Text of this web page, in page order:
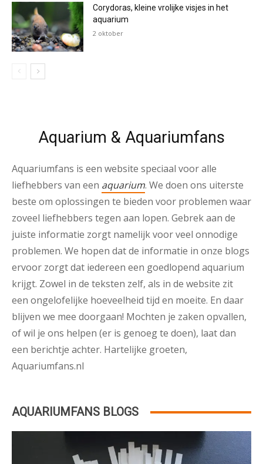
Corydoras, kleine vrolijke visjes in het
aquarium
2 oktober
Aquarium & Aquariumfans
Aquariumfans is een website speciaal voor alle
liefhebbers van een aquarium. We doen ons uiterste
beste om oplossingen te bieden voor problemen waar
zoveel liefhebbers tegen aan lopen. Gebrek aan de
juiste informatie zorgt namelijk voor veel onnodige
problemen. We hopen dat de informatie in onze blogs
ervoor zorgt dat iedereen een goedlopend aquarium
krijgt. Zowel in de teksten zelf, als in de website zit
een ongelofelijke hoeveelheid tijd en moeite. En daar
blijven we mee doorgaan! Mochten je zaken opvallen,
of wil je ons helpen (er is genoeg te doen), laat dan
een berichtje achter. Hartelijke groeten,
Aquariumfans.nl
AQUARIUMFANS BLOGS